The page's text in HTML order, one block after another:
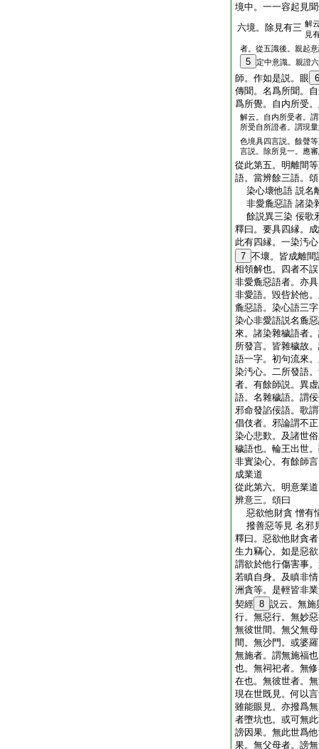
境中。一一容起見
六境。除見有三 解
見
者。從五識後。親起
5 定中意識。親證
師。作如是説。眼 6
傳聞。名爲所聞。
爲所覺。自内所受
解云。自内所受者。
所受自所證者。謂現
色境具四言説。餘聲
言説。除所見一。應
從此第五。明離間
語。當辨餘三語。
染心壞他語 説名
非愛麁惡語 諸染
餘説異三染 佞歌
釋曰。要具四縁。
此有四縁。一染汚
7 不壞。皆成離
相領解也。四者不
非愛麁惡語者。亦
非愛語。毀呰於他
麁惡語。染心語三
染心非愛語説名麁
來。諸染雜穢語者
所發言。皆雜穢故
語一字。初句流來
染汚心。二所發語
者。有餘師説。異
語。名雜穢語。謂
邪命發諂佞語。歌
倡伎者。邪論謂不
染心悲歎。及諸世
穢語也。輪王出世
非實染心。有餘師
成業道
從此第六。明意業
辨意三。頌曰
惡欲他財貪 憎有
撥善惡等見 名邪
釋曰。惡欲他財貪
生力竊心。如是惡
謂欲於他行傷害事
若瞋自身。及瞋非
洲貪等。是輕皆非
契經 8 説云。無施
行。無惡行。無妙
無彼世間。無父無
間。無沙門。或婆
無施者。謂無施福
也。無祠祀者。無
在也。無彼世者。
現在世既見。何以
雖能眼見。亦撥爲
者墮坑也。或可無
謗因果。無此世爲
果。無父母者。謗